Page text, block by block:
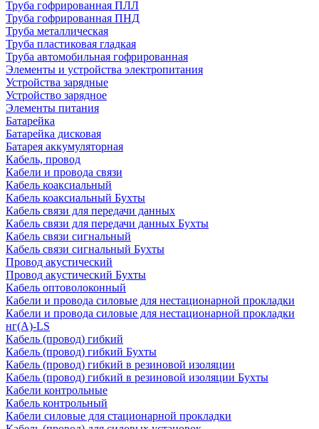
Труба гофрированная ПЛЛ
Труба гофрированная ПНД
Труба металлическая
Труба пластиковая гладкая
Труба автомобильная гофрированная
Элементы и устройства электропитания
Устройства зарядные
Устройство зарядное
Элементы питания
Батарейка
Батарейка дисковая
Батарея аккумуляторная
Кабель, провод
Кабели и провода связи
Кабель коаксиальный
Кабель коаксиальный Бухты
Кабель связи для передачи данных
Кабель связи для передачи данных Бухты
Кабель связи сигнальный
Кабель связи сигнальный Бухты
Провод акустический
Провод акустический Бухты
Кабель оптоволоконный
Кабели и провода силовые для нестационарной прокладки
Кабели и провода силовые для нестационарной прокладки
нг(А)-LS
Кабель (провод) гибкий
Кабель (провод) гибкий Бухты
Кабель (провод) гибкий в резиновой изоляции
Кабель (провод) гибкий в резиновой изоляции Бухты
Кабели контрольные
Кабель контрольный
Кабели силовые для стационарной прокладки